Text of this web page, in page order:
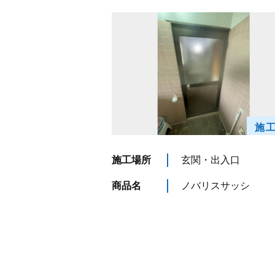
施
施工場所 玄関・出入口
商品名 ノバリスサッシ